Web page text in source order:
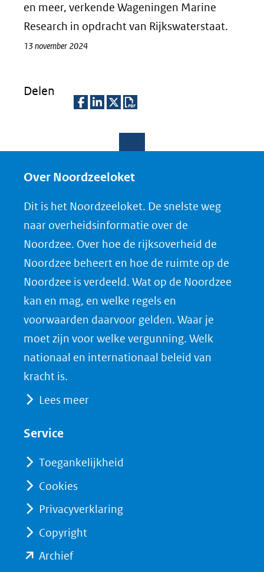
en meer, verkende Wageningen Marine
Research in opdracht van Rijkswaterstaat.
13 november 2024
Delen
e
o
p
F
a
c
e
b
o
o
in
(verwijst
een
andere
website)
e
o
p
L
i
n
k
e
d
I
(verwijst
andere
e
o
p
X
(opent
in
nieuw
venster)
(verwijst
naar
n
o
a
d
P
D
F
Over Noordzeeloket
Dit is het Noordzeeloket. De snelste weg
naar overheidsinformatie over de
Noordzee. Over hoe de rijksoverheid de
Noordzee beheert en hoe de ruimte op de
Noordzee is verdeeld. Wat op de Noordzee
kan en mag, en welke regels en
voorwaarden daarvoor gelden. Waar je
moet zijn voor welke vergunning. Welk
nationaal en internationaal beleid van
kracht is.
Lees meer
Service
Toegankelijkheid
Cookies
Privacyverklaring
Copyright
Archief(opent